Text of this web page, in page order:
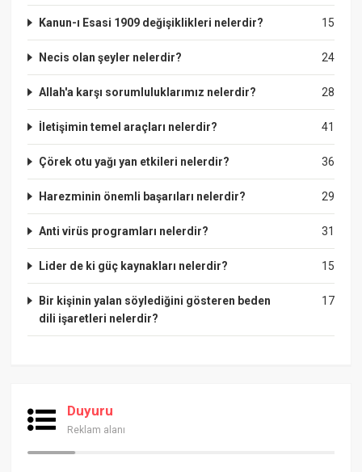
15
Kanun-ı Esasi 1909 değişiklikleri nelerdir?
24
Necis olan şeyler nelerdir?
28
Allah'a karşı sorumluluklarımız nelerdir?
41
İletişimin temel araçları nelerdir?
36
Çörek otu yağı yan etkileri nelerdir?
29
Harezminin önemli başarıları nelerdir?
31
Anti virüs programları nelerdir?
15
Lider de ki güç kaynakları nelerdir?
17
Bir kişinin yalan söylediğini gösteren beden
dili işaretleri nelerdir?
Duyuru
Reklam alanı